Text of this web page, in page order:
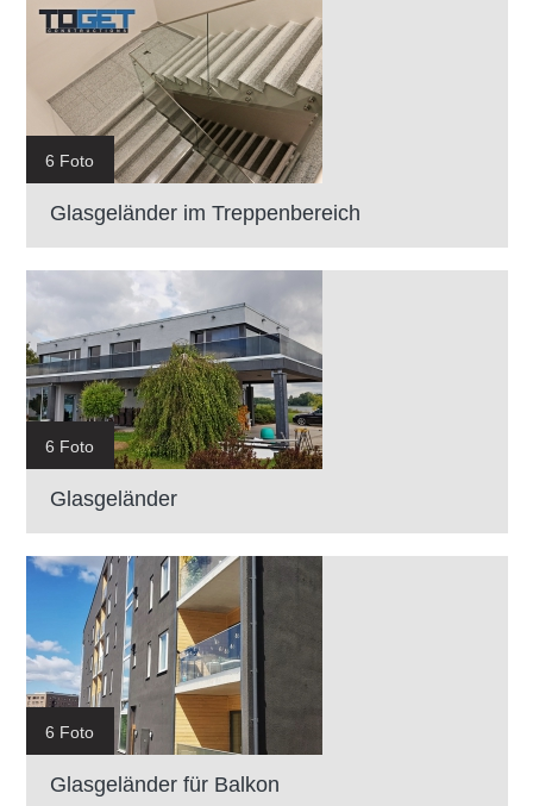
6 Foto
Glasgeländer im Treppenbereich
6 Foto
Glasgeländer
6 Foto
Glasgeländer für Balkon